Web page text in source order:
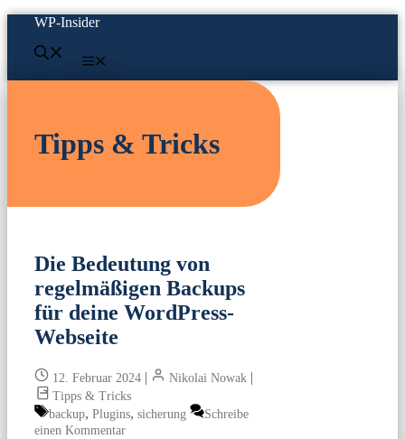
springen
WP-Insider
Tipps & Tricks
Die Bedeutung von
regelmäßigen Backups
für deine WordPress-
Webseite
12. Februar 2024 | Nikolai Nowak |
Tipps & Tricks
Schlagwörter
backup, Plugins, sicherung
Schreibe
einen Kommentar